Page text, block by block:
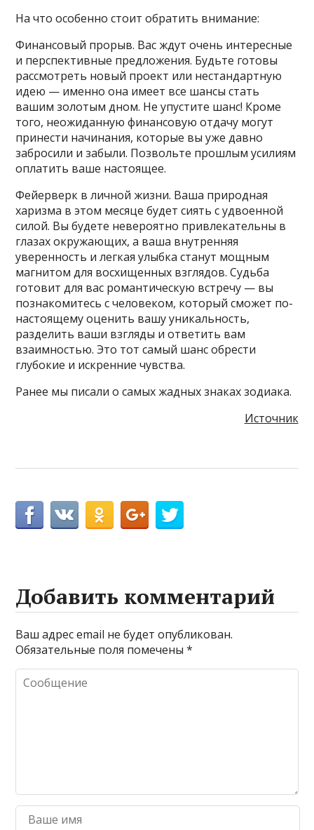
На что особенно стоит обратить внимание:
Финансовый прорыв. Вас ждут очень интересные
и перспективные предложения. Будьте готовы
рассмотреть новый проект или нестандартную
идею — именно она имеет все шансы стать
вашим золотым дном. Не упустите шанс! Кроме
того, неожиданную финансовую отдачу могут
принести начинания, которые вы уже давно
забросили и забыли. Позвольте прошлым усилиям
оплатить ваше настоящее.
Фейерверк в личной жизни. Ваша природная
харизма в этом месяце будет сиять с удвоенной
силой. Вы будете невероятно привлекательны в
глазах окружающих, а ваша внутренняя
уверенность и легкая улыбка станут мощным
магнитом для восхищенных взглядов. Судьба
готовит для вас романтическую встречу — вы
познакомитесь с человеком, который сможет по-
настоящему оценить вашу уникальность,
разделить ваши взгляды и ответить вам
взаимностью. Это тот самый шанс обрести
глубокие и искренние чувства.
Ранее мы писали о самых жадных знаках зодиака.
Источник
Добавить комментарий
Ваш адрес email не будет опубликован.
Обязательные поля помечены*